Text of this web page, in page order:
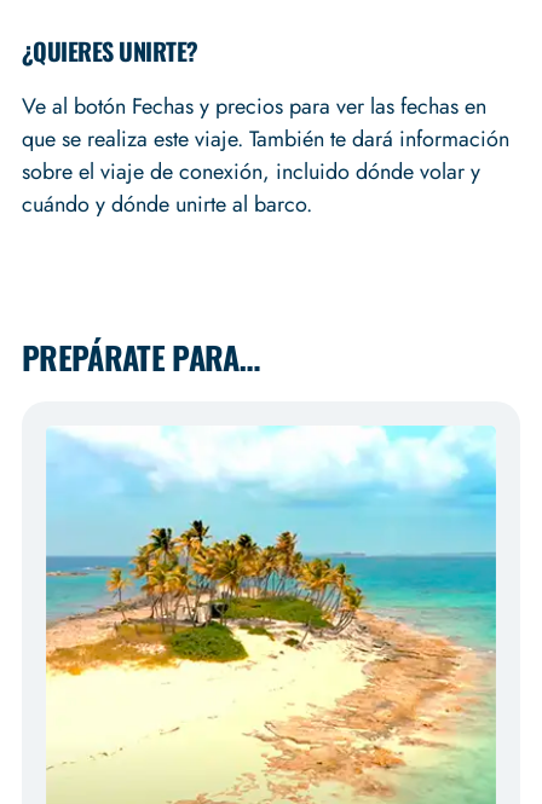
¿QUIERES UNIRTE?
Ve al botón Fechas y precios para ver las fechas en
que se realiza este viaje. También te dará información
sobre el viaje de conexión, incluido dónde volar y
cuándo y dónde unirte al barco.
PREPÁRATE PARA…